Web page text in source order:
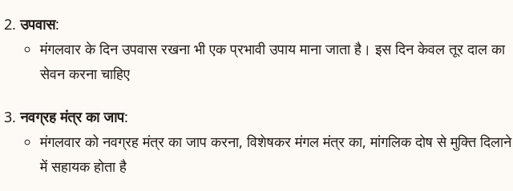
उपवास:
मंगलवार के दिन उपवास रखना भी एक प्रभावी उपाय माना जाता है। इस दिन केवल तूर दाल का
सेवन करना चाहिए
नवग्रह मंत्र का जाप:
मंगलवार को नवग्रह मंत्र का जाप करना, विशेषकर मंगल मंत्र का, मांगलिक दोष से मुक्ति दिलाने
में सहायक होता है